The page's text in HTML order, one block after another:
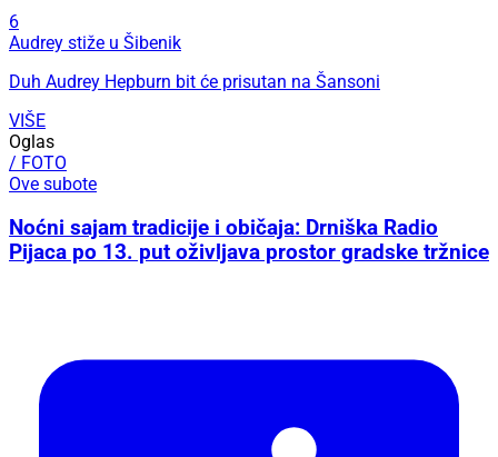
6
Audrey stiže u Šibenik
Duh Audrey Hepburn bit će prisutan na Šansoni
VIŠE
Oglas
/ FOTO
Ove subote
Noćni sajam tradicije i običaja: Drniška Radio
Pijaca po 13. put oživljava prostor gradske tržnice